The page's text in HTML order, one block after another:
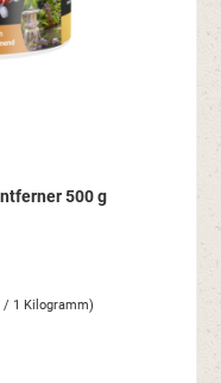
500 g
/ 1 Kilogramm)